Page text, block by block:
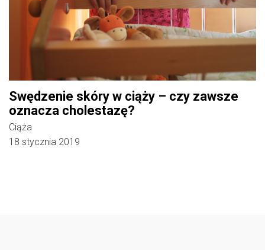
Swędzenie skóry w ciąży – czy zawsze
oznacza cholestazę?
Ciąża
18 stycznia 2019